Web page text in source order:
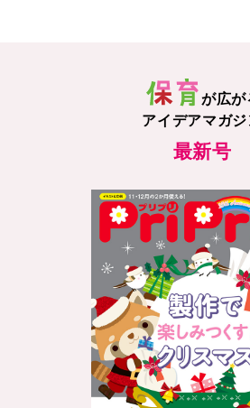
が広が
アイデアマガジ
最新号